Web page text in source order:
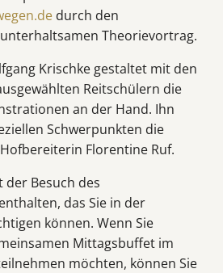
durch den
Theorievortrag.
Krischke gestaltet mit den
Reitschülern die
an der Hand. Ihn
Schwerpunkten die
Florentine Ruf.
der Besuch des
das Sie in der
können. Wenn Sie
Mittagsbuffet im
möchten, können Sie